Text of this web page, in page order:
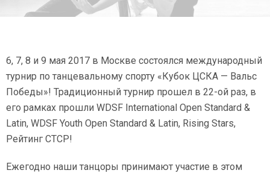
6, 7, 8 и 9 мая 2017 в Москве состоялся международный
турнир по танцевальному спорту «Кубок ЦСКА — Вальс
Победы»! Традиционный турнир прошел в 22-ой раз, в
его рамках прошли WDSF International Open Standard &
Latin, WDSF Youth Open Standard & Latin, Rising Stars,
Рейтинг СТСР!
Ежегодно наши танцоры принимают участие в этом